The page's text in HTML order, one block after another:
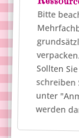
Bitte
grundsätzlich
verpacken.
Sollten
unter
werden